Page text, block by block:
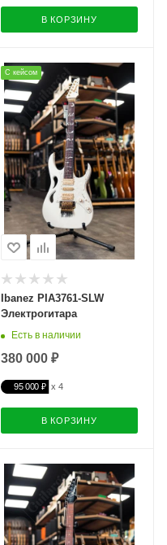
В КОРЗИНУ
С кейсом
Ibanez PIA3761-SLW
Электрогитара
Есть в наличии
380 000 ₽
95 000 ₽
В КОРЗИНУ